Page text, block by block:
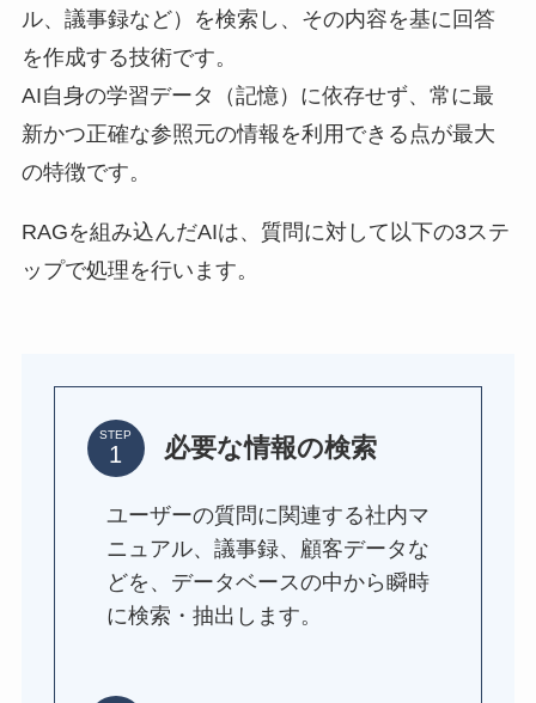
ル、議事録など）を検索し、その内容を基に回答
を作成する技術です。
AI自身の学習データ（記憶）に依存せず、常に最
新かつ正確な参照元の情報を利用できる点が最大
の特徴です。
RAGを組み込んだAIは、質問に対して以下の3ステ
ップで処理を行います。
STEP 必要な情報の検索
ユーザーの質問に関連する社内マ
ニュアル、議事録、顧客データな
どを、データベースの中から瞬時
に検索・抽出します。